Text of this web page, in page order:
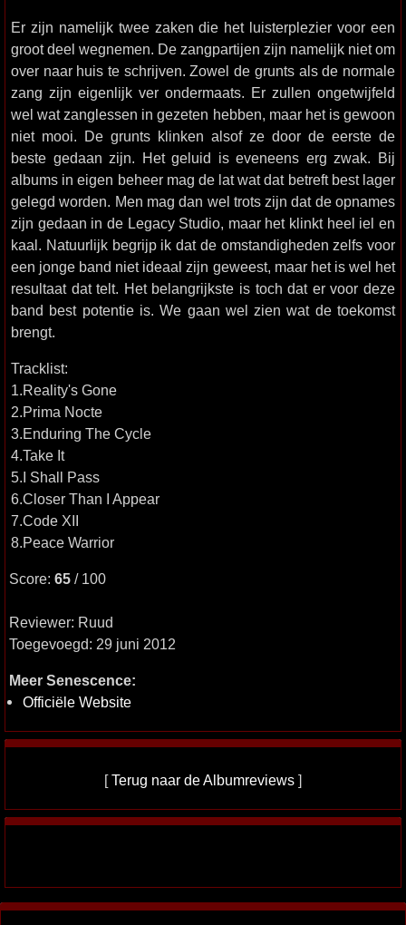
Er zijn namelijk twee zaken die het luisterplezier voor een
groot deel wegnemen. De zangpartijen zijn namelijk niet om
over naar huis te schrijven. Zowel de grunts als de normale
zang zijn eigenlijk ver ondermaats. Er zullen ongetwijfeld
wel wat zanglessen in gezeten hebben, maar het is gewoon
niet mooi. De grunts klinken alsof ze door de eerste de
beste gedaan zijn. Het geluid is eveneens erg zwak. Bij
albums in eigen beheer mag de lat wat dat betreft best lager
gelegd worden. Men mag dan wel trots zijn dat de opnames
zijn gedaan in de Legacy Studio, maar het klinkt heel iel en
kaal. Natuurlijk begrijp ik dat de omstandigheden zelfs voor
een jonge band niet ideaal zijn geweest, maar het is wel het
resultaat dat telt. Het belangrijkste is toch dat er voor deze
band best potentie is. We gaan wel zien wat de toekomst
brengt.
Tracklist:
1.Reality's Gone
2.Prima Nocte
3.Enduring The Cycle
4.Take It
5.I Shall Pass
6.Closer Than I Appear
7.Code XII
8.Peace Warrior
Score: 65 / 100
Reviewer: Ruud
Toegevoegd: 29 juni 2012
Meer Senescence:
Officiële Website
[Terug naar de Albumreviews ]